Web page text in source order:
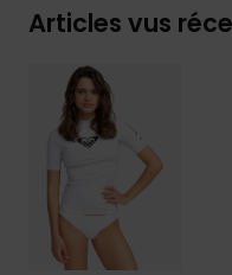
Articles vus